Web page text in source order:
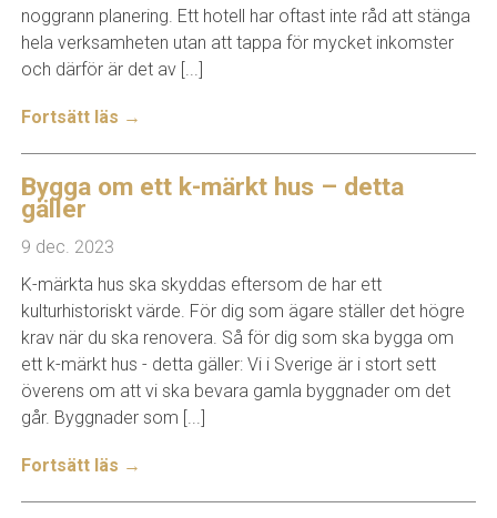
noggrann planering. Ett hotell har oftast inte råd att stänga
hela verksamheten utan att tappa för mycket inkomster
och därför är det av [...]
Fortsätt läs →
Bygga om ett k-märkt hus – detta
gäller
9 dec. 2023
K-märkta hus ska skyddas eftersom de har ett
kulturhistoriskt värde. För dig som ägare ställer det högre
krav när du ska renovera. Så för dig som ska bygga om
ett k-märkt hus - detta gäller: Vi i Sverige är i stort sett
överens om att vi ska bevara gamla byggnader om det
går. Byggnader som [...]
Fortsätt läs →